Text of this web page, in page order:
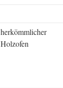
herkömmlicher
Holzofen